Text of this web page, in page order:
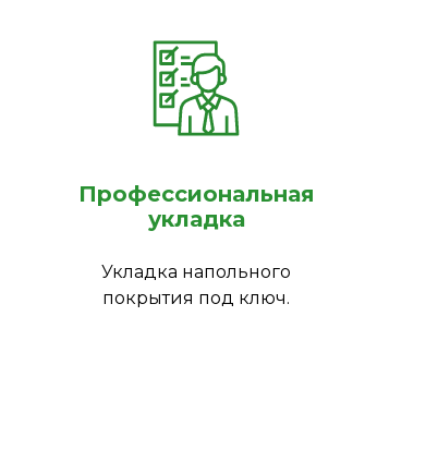
Профессиональная
укладка
Укладка напольного
покрытия под ключ.